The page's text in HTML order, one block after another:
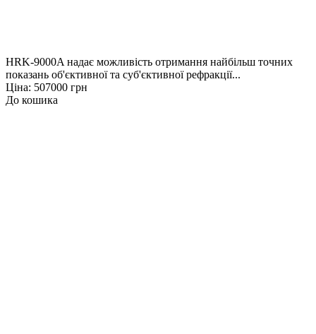
HRK-9000A надає можливість отримання найбільш точних
показань об'єктивної та суб'єктивної рефракції...
Ціна: 507000 грн
До кошика